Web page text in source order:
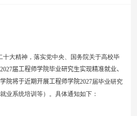
十大精神，落实党中央、国务院关于高校毕
2027届工程师学院毕业研究生实现精准就业、
院将于近期开展工程师学院2027届毕业研究
业系统培训等）。具体通知如下：